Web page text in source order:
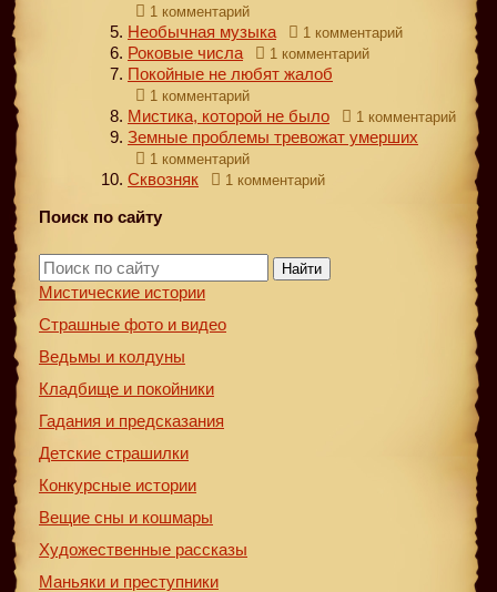
1 комментарий
Необычная музыка 1 комментарий
Роковые числа 1 комментарий
Покойные не любят жалоб
1 комментарий
Мистика, которой не было 1 комментарий
Земные проблемы тревожат умерших
1 комментарий
Сквозняк 1 комментарий
Поиск по сайту
Найти
Мистические истории
Страшные фото и видео
Ведьмы и колдуны
Кладбище и покойники
Гадания и предсказания
Детские страшилки
Конкурсные истории
Вещие сны и кошмары
Художественные рассказы
Маньяки и преступники